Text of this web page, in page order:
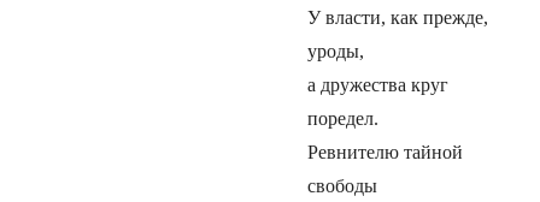
У власти, как прежде,
уроды,
а дружества круг
поредел.
Ревнителю тайной
свободы